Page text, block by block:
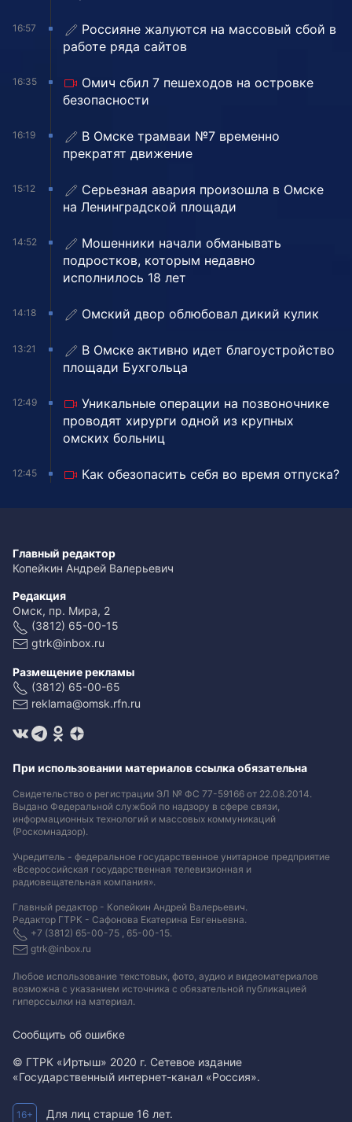
16:57
Россияне жалуются на массовый сбой в
работе ряда сайтов
16:35
Омич сбил 7 пешеходов на островке
безопасности
16:19
В Омске трамваи №7 временно
прекратят движение
15:12
Серьезная авария произошла в Омске
на Ленинградской площади
14:52
Мошенники начали обманывать
подростков, которым недавно
исполнилось 18 лет
14:18 Омский двор облюбовал дикий кулик
13:21
В Омске активно идет благоустройство
площади Бухгольца
12:49
Уникальные операции на позвоночнике
проводят хирурги одной из крупных
омских больниц
12:45 Как обезопасить себя во время отпуска?
Главный редактор
Копейкин Андрей Валерьевич
Редакция
Омск, пр. Мира, 2
(3812) 65-00-15
gtrk@inbox.ru
Размещение рекламы
(3812) 65-00-65
reklama@omsk.rfn.ru
При использовании материалов ссылка обязательна
Свидетельство о регистрации ЭЛ № ФС 77-59166 от 22.08.2014.
Выдано Федеральной службой по надзору в сфере связи,
информационных технологий и массовых коммуникаций
(Роскомнадзор).
Учредитель - федеральное государственное унитарное предприятие
«Всероссийская государственная телевизионная и
радиовещательная компания».
Главный редактор - Копейкин Андрей Валерьевич.
Редактор ГТРК - Сафонова Екатерина Евгеньевна.
+7 (3812) 65-00-75 , 65-00-15.
gtrk@inbox.ru
Любое использование текстовых, фото, аудио и видеоматериалов
возможна с указанием источника с обязательной публикацией
гиперссылки на материал.
Сообщить об ошибке
© ГТРК «Иртыш» 2020 г. Сетевое издание
«Государственный интернет-канал «Россия».
16+ Для лиц старше 16 лет.